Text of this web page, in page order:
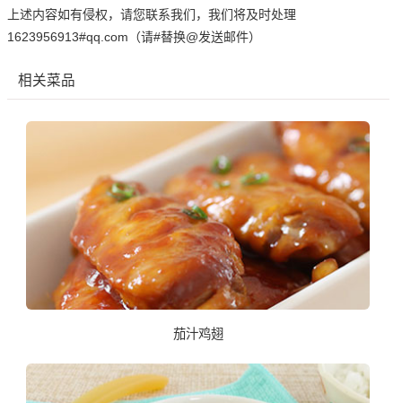
上述内容如有侵权，请您联系我们，我们将及时处理
1623956913#qq.com（请#替换@发送邮件）
相关菜品
茄汁鸡翅